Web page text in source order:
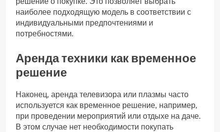
наиболее подходящую модель в соответствии с
индивидуальными предпочтениями и
потребностями.
Аренда техники как временное
решение
Наконец, аренда телевизора или плазмы часто
используется как временное решение, например,
при проведении мероприятий или отдыхе на даче.
В этом случае нет необходимости покупать